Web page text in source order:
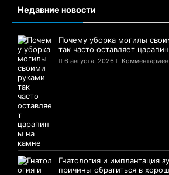
Недавние новости
Почему уборка могилы
так часто оставляет
6 августа, 2026 Комментариев
Гнатология и имплантация
причины обратиться в